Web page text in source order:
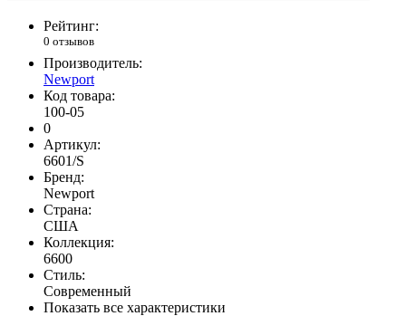
Рейтинг:
0 отзывов
Производитель:
Newport
Код товара:
100-05
0
Артикул:
6601/S
Бренд:
Newport
Страна:
США
Коллекция:
6600
Стиль:
Современный
Показать все характеристики